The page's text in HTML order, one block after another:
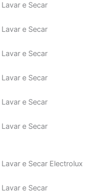
e Secar
e Secar
e Secar
e Secar
e Secar
e Secar
e Secar Electrolux
e Secar